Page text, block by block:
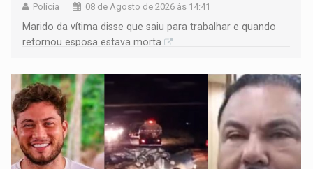
Polícia 08 de Agosto de 2026 às 14:41
Marido da vítima disse que saiu para trabalhar e quando
retornou esposa estava morta